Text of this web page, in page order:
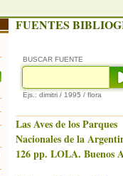
FUENTES
BUSCAR FUENTE
Ejs.: dimitri / 1995 / flora
Las Aves de los Parques
Nacionales de la
126 pp. LOLA. Buenos